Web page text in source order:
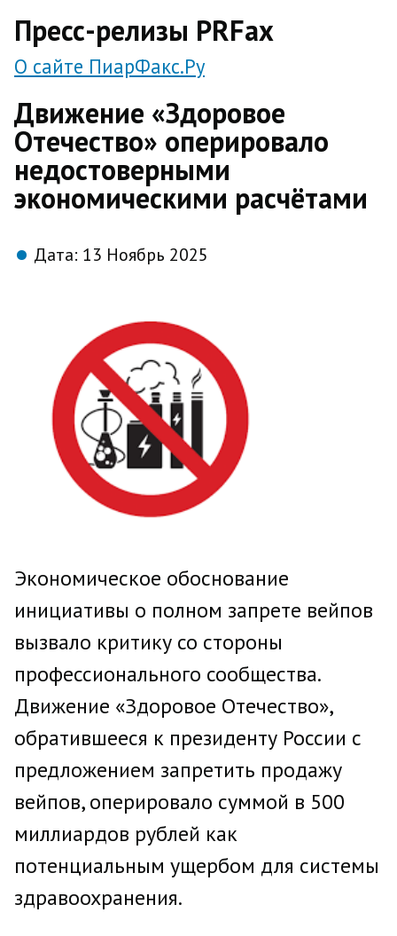
Пресс-релизы PRFax
О сайте ПиарФакс.Ру
Движение «Здоровое
Отечество» оперировало
недостоверными
экономическими расчётами
Дата: 13 Ноябрь 2025
Экономическое обоснование
инициативы о полном запрете вейпов
вызвало критику со стороны
профессионального сообщества.
Движение «Здоровое Отечество»,
обратившееся к президенту России с
предложением запретить продажу
вейпов, оперировало суммой в 500
миллиардов рублей как
потенциальным ущербом для системы
здравоохранения.